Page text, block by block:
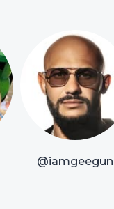
@iamgeegun